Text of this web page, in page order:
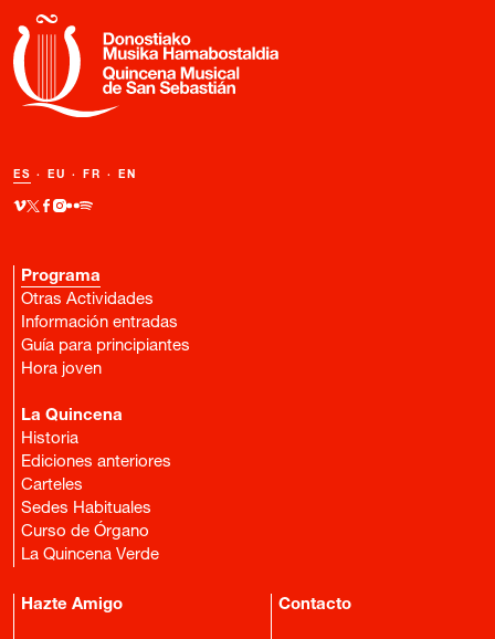
ES · EU · FR · EN
Programa
Otras Actividades
Información entradas
Guía para principiantes
Hora joven
La Quincena
Historia
Ediciones anteriores
Carteles
Sedes Habituales
Curso de Órgano
La Quincena Verde
Hazte Amigo Contacto